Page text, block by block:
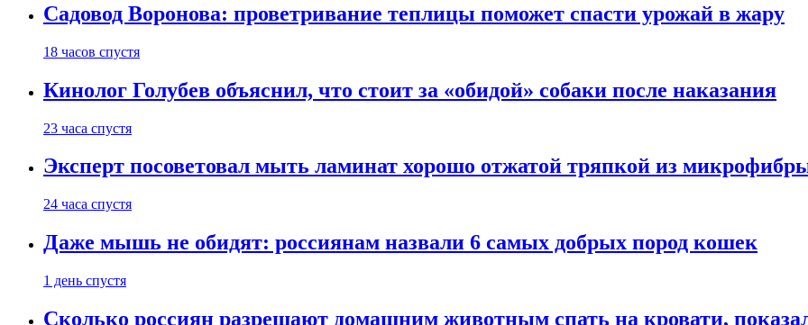
Садовод Воронова: проветривание теплицы поможет спасти урожай в жару
18 часов спустя
Кинолог Голубев объяснил, что стоит за «обидой» собаки после наказания
23 часа спустя
Эксперт посоветовал мыть ламинат хорошо отжатой тряпкой из
24 часа спустя
Даже мышь не обидят: россиянам назвали 6 самых добрых пород кошек
1 день спустя
Сколько россиян разрешают домашним животным спать на кровати,